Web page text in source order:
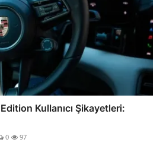
Kullanıcı Şikayetleri:
0 97